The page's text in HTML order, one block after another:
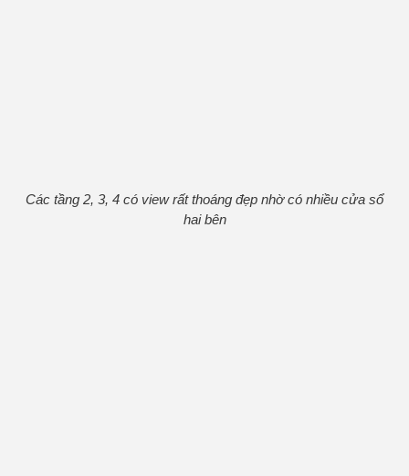
Các tầng 2, 3, 4 có view rất thoáng đẹp nhờ có nhiều cửa sổ
hai bên